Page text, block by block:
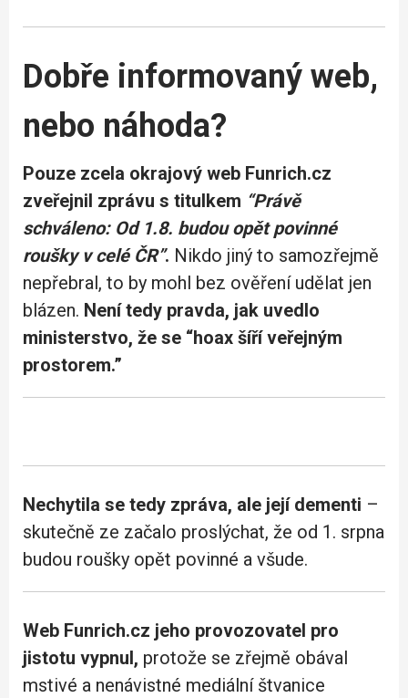
Dobře informovaný web,
nebo náhoda?
Pouze zcela okrajový web Funrich.cz
zveřejnil zprávu s titulkem “Právě
schváleno: Od 1.8. budou opět povinné
roušky v celé ČR”. Nikdo jiný to samozřejmě
nepřebral, to by mohl bez ověření udělat jen
blázen. Není tedy pravda, jak uvedlo
ministerstvo, že se “hoax šíří veřejným
prostorem.”
Nechytila se tedy zpráva, ale její dementi –
skutečně ze začalo proslýchat, že od 1. srpna
budou roušky opět povinné a všude.
Web Funrich.cz jeho provozovatel pro
jistotu vypnul, protože se zřejmě obával
mstivé a nenávistné mediální štvanice